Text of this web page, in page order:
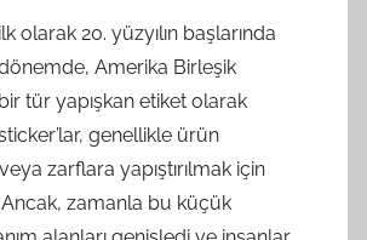
olarak 20. yüzyılın başlarında
dönemde, Amerika Birleşik
tür yapışkan etiket olarak
genellikle ürün
zarflara yapıştırılmak için
Ancak, zamanla bu küçük